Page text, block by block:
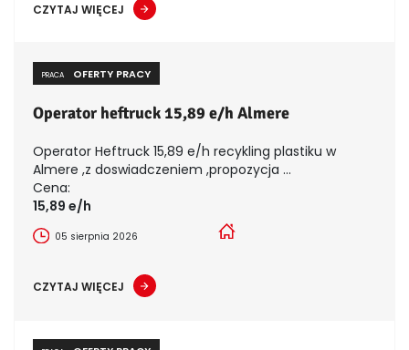
CZYTAJ WIĘCEJ
PRACA OFERTY PRACY
Operator heftruck 15,89 e/h Almere
Operator Heftruck 15,89 e/h recykling plastiku w
Almere ,z doswiadczeniem ,propozycja ...
Cena:
15,89 e/h
05 sierpnia 2026
CZYTAJ WIĘCEJ